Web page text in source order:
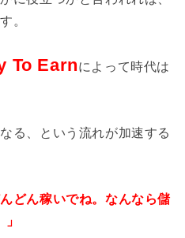
。
To Earnによって時代は
る、という流れが加速する
どん稼いでね。なんなら儲